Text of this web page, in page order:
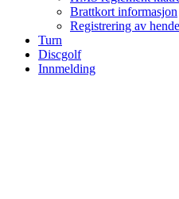
Brattkort informasjon
Registrering av
Turn
Discgolf
Innmelding